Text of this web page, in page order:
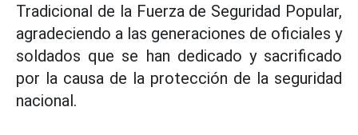
Tradicional de la Fuerza de Seguridad Popular,
agradeciendo a las generaciones de oficiales y
soldados que se han dedicado y sacrificado
por la causa de la protección de la seguridad
nacional.